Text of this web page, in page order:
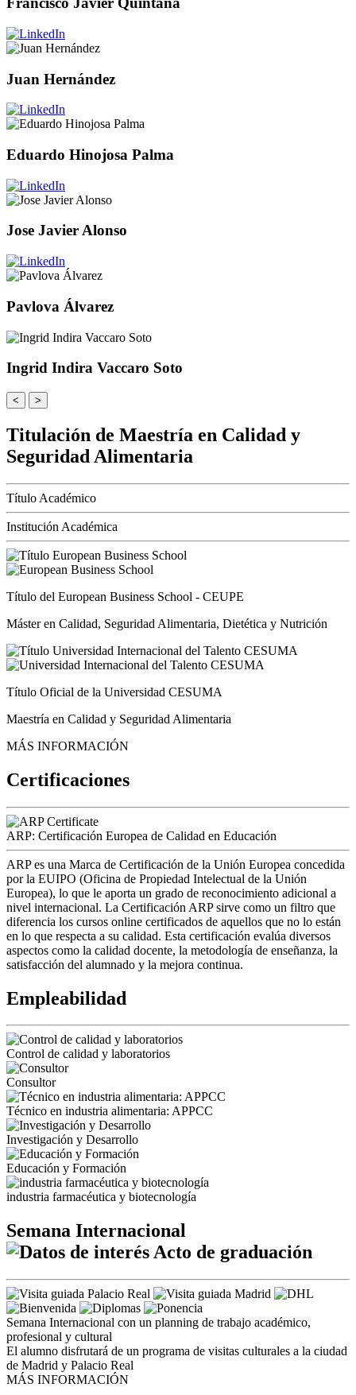
Juan Hernández
Eduardo Hinojosa Palma
Jose Javier Alonso
Pavlova Álvarez
Ingrid Indira Vaccaro Soto
< >
Titulación de Maestría en Calidad y
Seguridad Alimentaria
Título Académico
Institución Académica
Título del European Business School - CEUPE
Máster en Calidad, Seguridad Alimentaria, Dietética y Nutrición
Título Oficial de la Universidad CESUMA
Maestría en Calidad y Seguridad Alimentaria
MÁS INFORMACIÓN
Certificaciones
ARP: Certificación Europea de Calidad en Educación
ARP es una Marca de Certificación de la Unión Europea concedida
por la EUIPO (Oficina de Propiedad Intelectual de la Unión
Europea), lo que le aporta un grado de reconocimiento adicional a
nivel internacional. La Certificación ARP sirve como un filtro que
diferencia los cursos online certificados de aquellos que no lo están
en lo que respecta a su calidad. Esta certificación evalúa diversos
aspectos como la calidad docente, la metodología de enseñanza, la
satisfacción del alumnado y la mejora continua.
Empleabilidad
Control de calidad y laboratorios
Consultor
Técnico en industria alimentaria: APPCC
Investigación y Desarrollo
Educación y Formación
industria farmacéutica y biotecnología
Semana Internacional
Acto de graduación
Semana Internacional con un planning de trabajo académico,
profesional y cultural
El alumno disfrutará de un programa de visitas culturales a la ciudad
de Madrid y Palacio Real
MÁS INFORMACIÓN